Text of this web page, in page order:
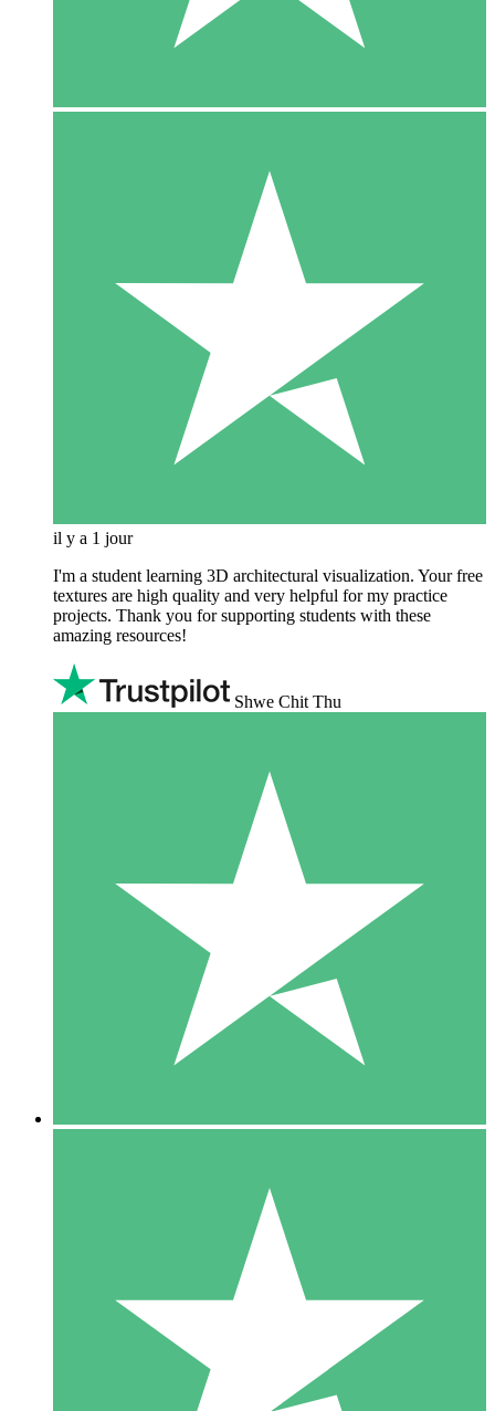
il y a 1 jour
I'm a student learning 3D architectural visualization. Your free
textures are high quality and very helpful for my practice
projects. Thank you for supporting students with these
amazing resources!
Shwe Chit Thu